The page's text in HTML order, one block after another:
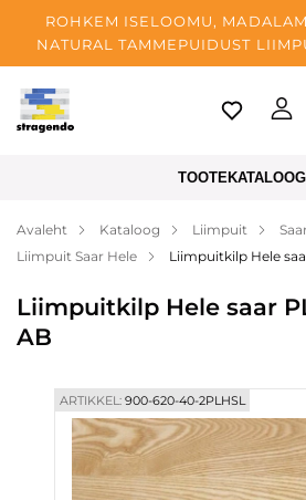
ROHKEM ISELOOMU,
NATURAL TAMMEPUIDUST
Tallinn
Makse
Blogi
TOOTEKATALOOG
Avaleht Kataloog Liimpuit
Liimpuit Saar Hele
Liimpuitkilp Hele
Liimpuitkilp Hele saar
AB
ARTIKKEL:900-620-40-2PLHSL